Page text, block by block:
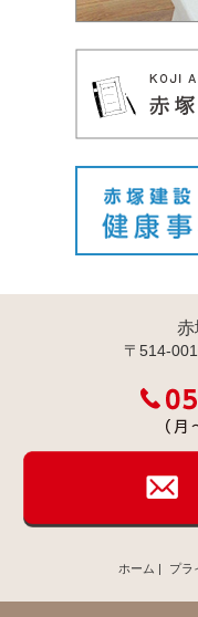
赤
〒514-
ホーム | プラ